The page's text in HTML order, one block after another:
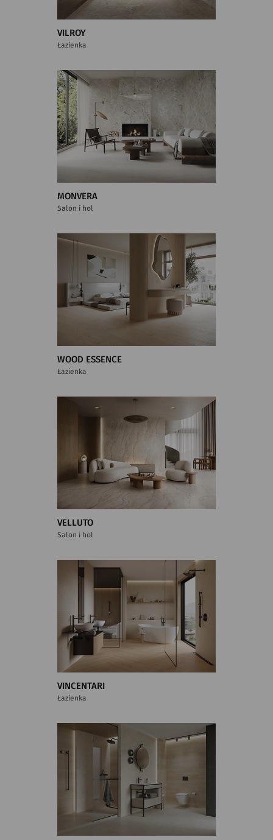
VILROY
Łazienka
MONVERA
Salon i hol
WOOD ESSENCE
Łazienka
VELLUTO
Salon i hol
VINCENTARI
Łazienka